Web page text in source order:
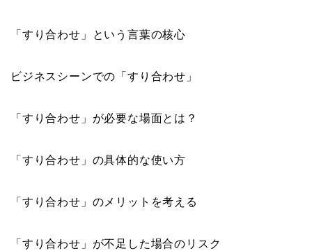
「すり合わせ」という言葉の核心
ビジネスシーンでの「すり合わせ」
「すり合わせ」が必要な場面とは？
「すり合わせ」の具体的な使い方
「すり合わせ」のメリットを考える
「すり合わせ」が不足した場合のリスク